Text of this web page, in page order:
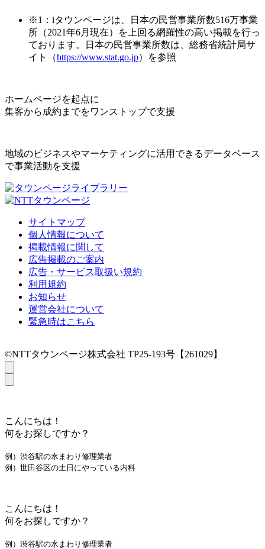
※1：iタウンページは、日本の民営事業所数516万事業
所（2021年6月現在）を上回る網羅性の高い掲載を行っ
ております。日本の民営事業所数は、総務省統計局サ
イト（https://www.stat.go.jp）を参照
ホームページを起点に
集客から成約までをワンストップで支援
地域のビジネスやマーケティングに活用できるデータベース
で事業活動を支援
サイトマップ
個人情報について
掲載情報に関して
広告掲載のご案内
広告・サービス取扱い規約
利用規約
お知らせ
運営会社について
緊急時はこちら
©NTTタウンページ株式会社 TP25-193号【261029】
こんにちは！
何をお探しですか？
例）渋谷駅の水まわり修理業者
例）世田谷区の土日にやっている内科
こんにちは！
何をお探しですか？
例）渋谷駅の水まわり修理業者